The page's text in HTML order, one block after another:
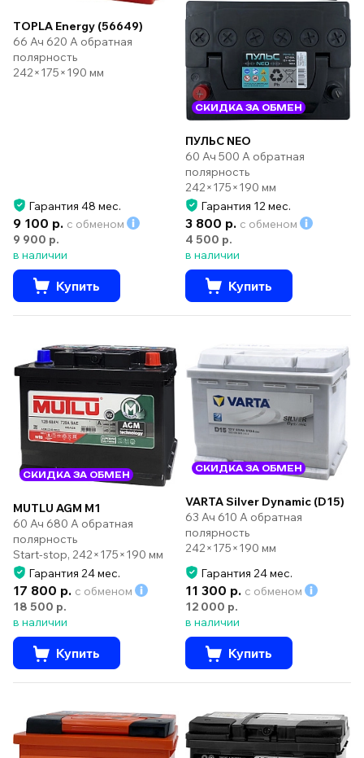
TOPLA Energy (56649)
66 Ач 620 А обратная
полярность
242×175×190 мм
Гарантия 48 мес.
9 100 р. с обменом
9 900 р.
в наличии
Купить
СКИДКА ЗА ОБМЕН
ПУЛЬС NEO
60 Ач 500 А обратная
полярность
242×175×190 мм
Гарантия 12 мес.
3 800 р. с обменом
4 500 р.
в наличии
Купить
СКИДКА ЗА ОБМЕН
MUTLU AGM M1
60 Ач 680 А обратная
полярность
Start-stop, 242×175×190 мм
Гарантия 24 мес.
17 800 р. с обменом
18 500 р.
в наличии
Купить
СКИДКА ЗА ОБМЕН
VARTA Silver Dynamic (D15)
63 Ач 610 А обратная
полярность
242×175×190 мм
Гарантия 24 мес.
11 300 р. с обменом
12 000 р.
в наличии
Купить